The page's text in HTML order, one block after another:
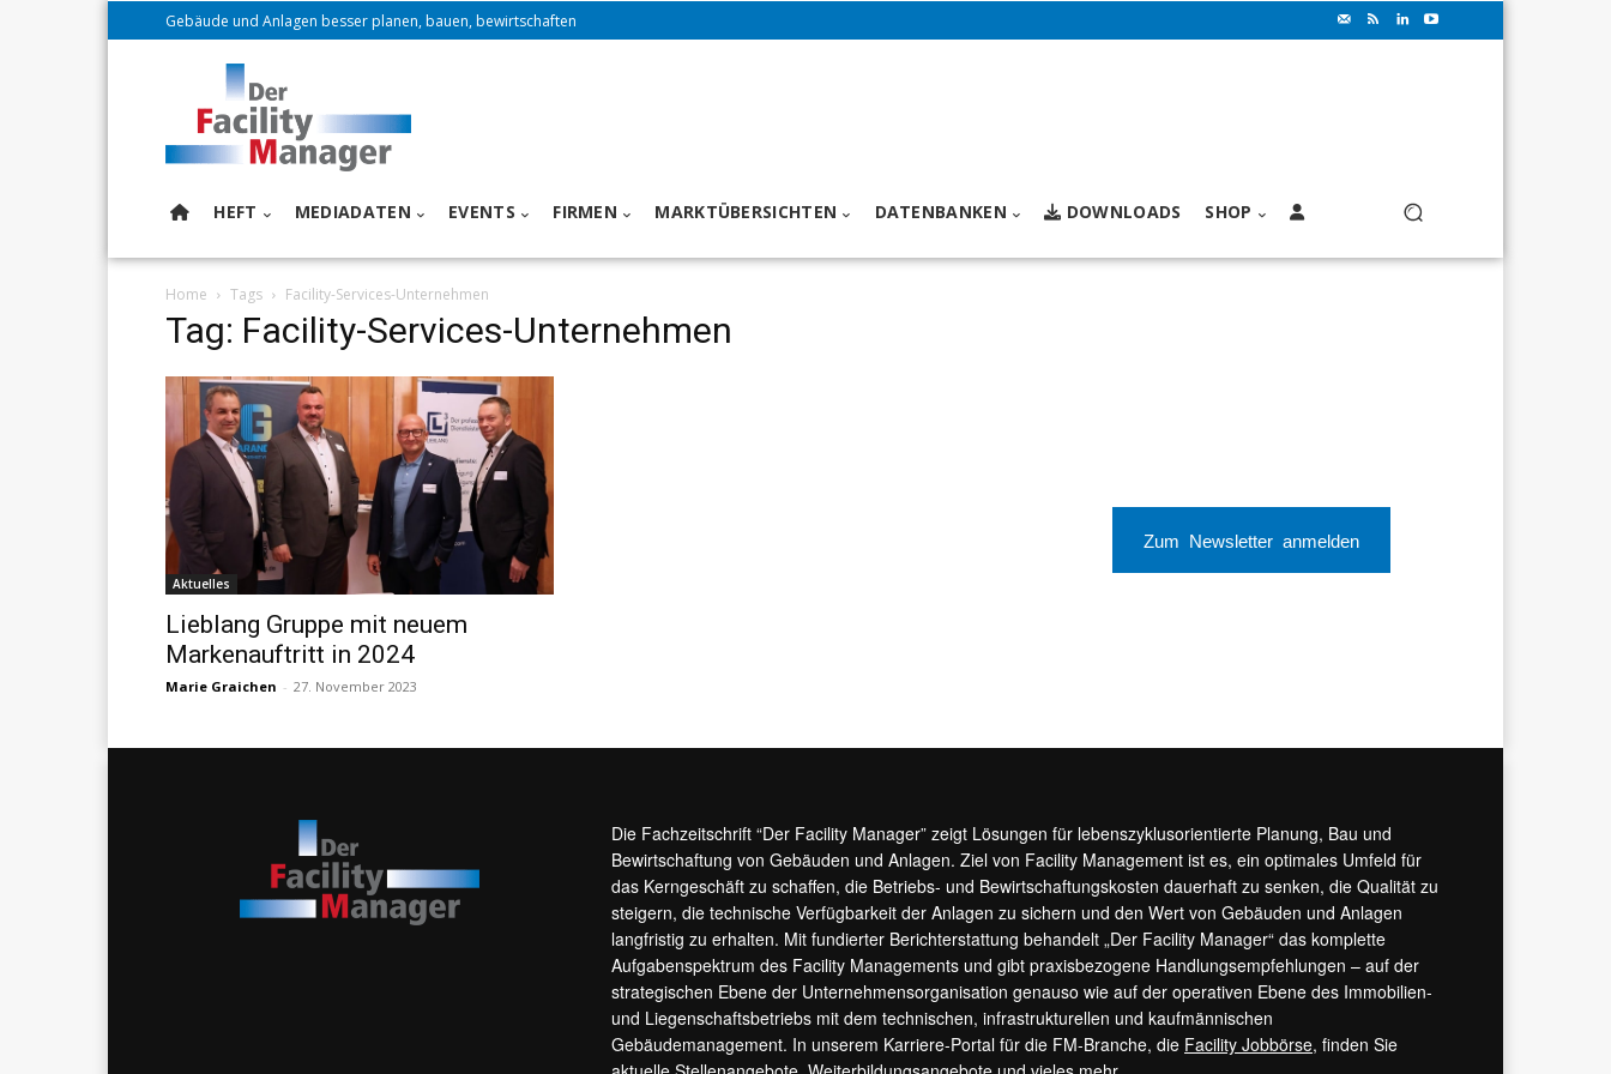
Gebäude und Anlagen besser planen, bauen, bewirtschaften
HEFT MEDIADATEN EVENTS FIRMEN MARKTÜBERSICHTEN DATENBANKEN DOWNLOADS SHOP
Home Tags Facility-Services-Unternehmen
Tag: Facility-Services-Unternehmen
Aktuelles
Lieblang Gruppe mit neuem
Markenauftritt in 2024
Marie Graichen - 27. November 2023
Zum Newsletter anmelden
Die Fachzeitschrift “Der Facility Manager” zeigt Lösungen für lebenszyklusorientierte Planung, Bau und
Bewirtschaftung von Gebäuden und Anlagen. Ziel von Facility Management ist es, ein optimales Umfeld für
das Kerngeschäft zu schaffen, die Betriebs- und Bewirtschaftungskosten dauerhaft zu senken, die Qualität zu
steigern, die technische Verfügbarkeit der Anlagen zu sichern und den Wert von Gebäuden und Anlagen
langfristig zu erhalten. Mit fundierter Berichterstattung behandelt „Der Facility Manager“ das komplette
Aufgabenspektrum des Facility Managements und gibt praxisbezogene Handlungsempfehlungen – auf der
strategischen Ebene der Unternehmensorganisation genauso wie auf der operativen Ebene des Immobilien-
und Liegenschaftsbetriebs mit dem technischen, infrastrukturellen und kaufmännischen
Gebäudemanagement. In unserem Karriere-Portal für die FM-Branche, die Facility Jobbörse, finden Sie